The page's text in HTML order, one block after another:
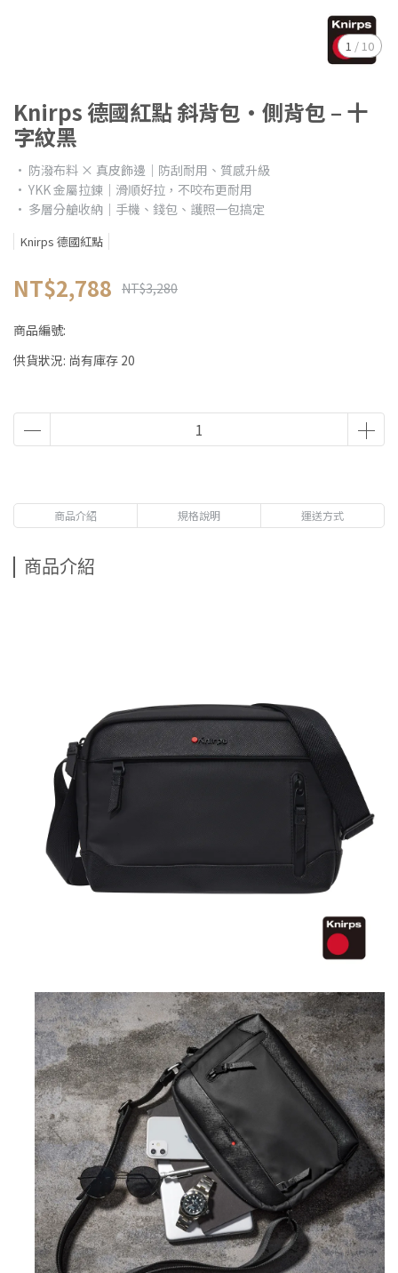
1 / 10
Knirps 德國紅點 斜背包•側背包 – 十
字紋黑
• 防潑布料 × 真皮飾邊｜防刮耐用、質感升級
• YKK 金屬拉鍊｜滑順好拉，不咬布更耐用
• 多層分艙收納｜手機、錢包、護照一包搞定
Knirps 德國紅點
NT$2,788 NT$3,280
商品編號:
供貨狀況: 尚有庫存 20
商品介紹 規格說明 運送方式
商品介紹